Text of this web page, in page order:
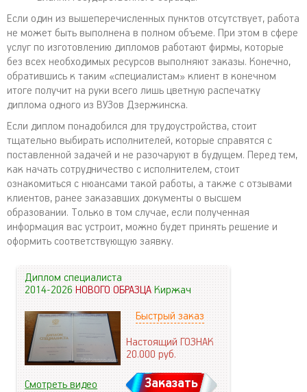
Если один из вышеперечисленных пунктов отсутствует, работа
не может быть выполнена в полном объеме. При этом в сфере
услуг по изготовлению дипломов работают фирмы, которые
без всех необходимых ресурсов выполняют заказы. Конечно,
обратившись к таким «специалистам» клиент в конечном
итоге получит на руки всего лишь цветную распечатку
диплома одного из ВУЗов Дзержинска.
Если диплом понадобился для трудоустройства, стоит
тщательно выбирать исполнителей, которые справятся с
поставленной задачей и не разочаруют в будущем. Перед тем,
как начать сотрудничество с исполнителем, стоит
ознакомиться с нюансами такой работы, а также с отзывами
клиентов, ранее заказавших документы о высшем
образовании. Только в том случае, если полученная
информация вас устроит, можно будет принять решение и
оформить соответствующую заявку.
Диплом специалиста
2014-2026НОВОГО ОБРАЗЦАКиржач
Быстрый заказ
Настоящий ГОЗНАК
20.000руб.
Смотреть видео Заказать